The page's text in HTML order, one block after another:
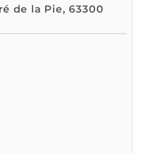
de la Pie, 63300